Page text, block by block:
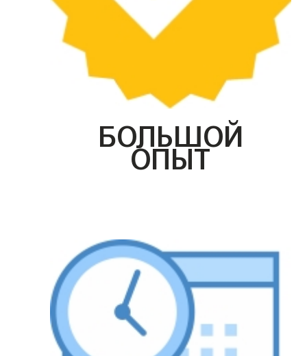
БОЛЬШОЙ
ОПЫТ